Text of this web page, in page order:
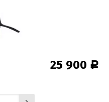
25 900 Р